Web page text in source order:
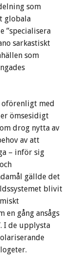
som
globala
”specialisera
sarkastiskt
som
oförenligt med
ömsesidigt
drog nytta av
av att
– inför sig
gällde det
blivit
en gång ansågs
I de upplysta